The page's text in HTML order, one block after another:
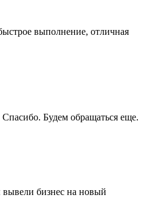
выполнение, отличная
Спасибо. Будем обращаться еще.
вывели бизнес на новый